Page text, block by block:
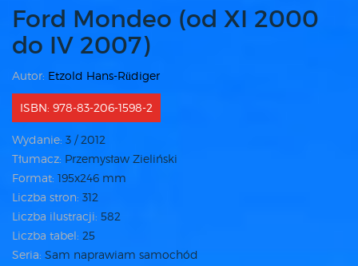
Ford Mondeo (od XI 2000
do IV 2007)
Autor: Etzold Hans-Rüdiger
ISBN: 978-83-206-1598-2
Wydanie: 3 / 2012
Tłumacz: Przemysław Zieliński
Format: 195x246 mm
Liczba stron: 312
Liczba ilustracji: 582
Liczba tabel: 25
Seria: Sam naprawiam samochód